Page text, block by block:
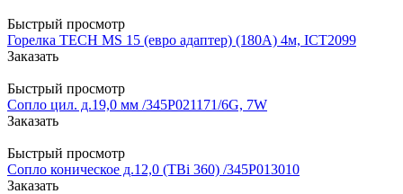
Быстрый просмотр
Горелка TECH MS 15 (евро адаптер) (180A) 4м, ICT2099
Заказать
Быстрый просмотр
Сопло цил. д.19,0 мм /345Р021171/6G, 7W
Заказать
Быстрый просмотр
Сопло коническое д.12,0 (TBi 360) /345P013010
Заказать